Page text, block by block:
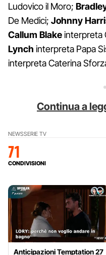
Ludovico il Moro;
De Medici; Johnny
Callum Blakeinterpreta
Lynch interpreta Papa
interpreta Caterina
Continua a
NEWSSERIE TV
71
CONDIVISIONI
Anticipazioni Temptation 27